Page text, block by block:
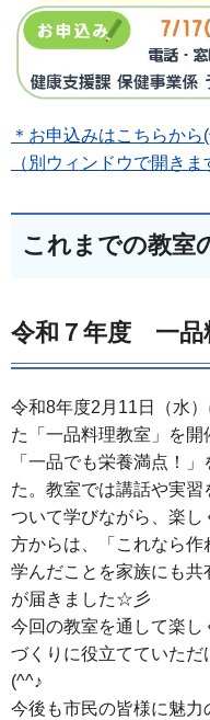
＊お申込みはこちらか
（別ウィンドウで開きま
これまでの教室
令和７年度 一品
令和8年度2月11日（水
た「一品料理教室」を開
「一品でも栄養満点！
た。教室では講話や実
ついて学びながら、楽し
方からは、「これなら作
学んだことを家族にも
が届きました☆彡
今回の教室を通して楽
づくりに役立てていた
(^^♪
今後も市民の皆様に魅